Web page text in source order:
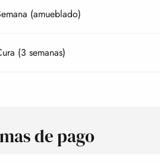
2027
(amueblado)
(3 semanas)
de pago